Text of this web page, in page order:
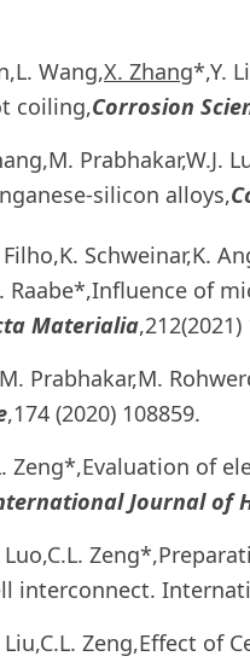
Wang,X. Zhang*,Y.
coiling,Corrosion
silicon alloys,
Filho,K. Schweinar,K.
Raabe*,Influence of
Materialia,212(2021)
Prabhakar,M.
,174 (2020) 108859.
Zeng*,Evaluation
Journal of
Luo,C.L.
Liu,C.L. Zeng,Effect